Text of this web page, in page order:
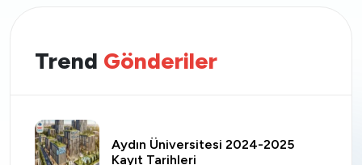
Trend Gönderiler
Aydın Üniversitesi 2024-2025
Kayıt Tarihleri